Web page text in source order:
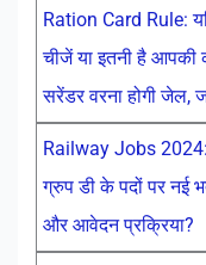
Ration Card Rule:
चीजें या इतनी है आपकी
सरेंडर वरना होगी जेल,
Railway Jobs
ग्रुप डी के पदों पर नई
और आवेदन प्रक्रिया?